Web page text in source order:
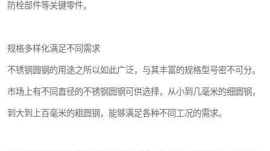
防栓部件等关键零件。
规格多样化满足不同需求
不锈钢圆钢的用途之所以如此广泛，与其丰富的规格型号密不可分。
市场上有不同直径的不锈钢圆钢可供选择，从小到几毫米的细圆钢，
到大到上百毫米的粗圆钢，能够满足各种不同工况的需求。